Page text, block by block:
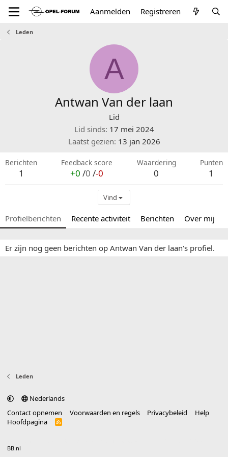
Aanmelden Registreren
Leden
A
Antwan Van der laan
Lid
Lid sinds 17 mei 2024
Laatst gezien 13 jan 2026
Berichten
1
Feedback score
+0 /0 /-0
Waardering
0
Punten
1
Vind
Profielberichten Recente activiteit Berichten Over mij
Er zijn nog geen berichten op Antwan Van der laan's profiel.
Leden
Nederlands
Contact opnemen
Voorwaarden en regels Privacybeleid
Help
Hoofdpagina
R
BB.nl